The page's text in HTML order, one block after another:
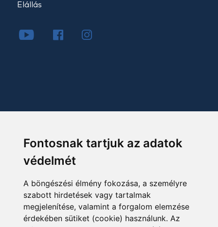
Fontosnak tartjuk az adatok
védelmét
A böngészési élmény fokozása, a személyre
szabott hirdetések vagy tartalmak
megjelenítése, valamint a forgalom elemzése
érdekében sütiket (cookie) használunk. Az
Elállás